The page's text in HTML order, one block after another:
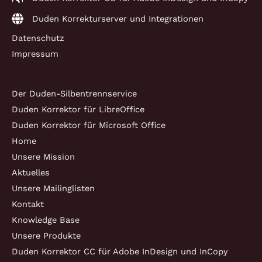
Duden Korrekturserver und Integrationen
Datenschutz
Impressum
Der Duden-Silbentrennservice
Duden Korrektor für LibreOffice
Duden Korrektor für Microsoft Office
Home
Unsere Mission
Aktuelles
Unsere Mailinglisten
Kontakt
Knowledge Base
Unsere Produkte
Duden Korrektor CC für Adobe InDesign und InCopy